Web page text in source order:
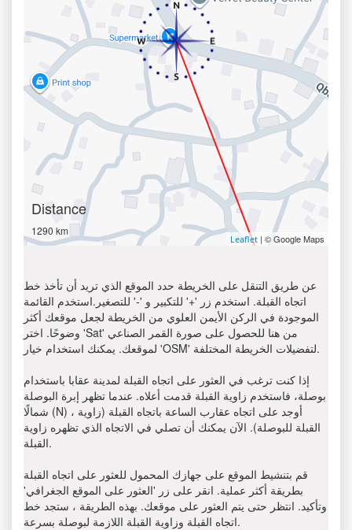
Distance
1290 km
Leaflet | © Google Maps
عن طريق التنقل على الخريطة حدد الموقع الذي تريد أن تأخذ خط
اتجاه القبلة. استخدم زر '+' للتكبير و '-' للتصغير.استخدم القائمة
الموجودة في الركن الأيمن العلوي من الخريطة لجعل موقعك أكثر
وضوحًا. اختر 'Sat' من هنا للحصول على صورة القمر الصناعي
لموقعك. يمكنك استخدام خيار 'OSM' لتفضيلات الخريطة المختلفة.
إذا كنت ترغب في العثور على اتجاه القبلة لمدينة عقابا باستخدام
بوصلة، فاستخدم زاوية القبلة قدمت أعلاه. عندما تظهر إبرة البوصلة
شمالًا (N) ، أوجد على اتجاه عقارب الساعة باتجاه القبلة (زاوية
القبلة للبوصلة). الآن يمكنك أن تصلي في الاتجاه الذي تظهره زاوية
القبلة.
قم بتنشيط الموقع على جهازك المحمول للعثور على اتجاه القبلة
بطريقة أكثر عملية. انقر على زر 'العثور على الموقع الجغرافي'
وتأكيد. انتظر حتى يتم العثور على موقعك. بهذه الطريقة ، ستجد خط
اتجاه القبلة وزاوية القبلة اللازمة لبوصلة بسرعة.